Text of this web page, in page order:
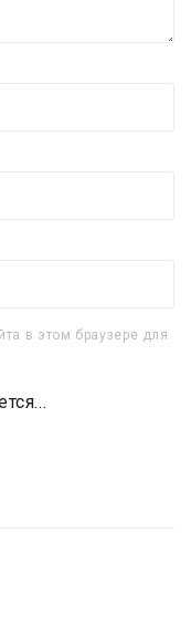
в этом браузере для